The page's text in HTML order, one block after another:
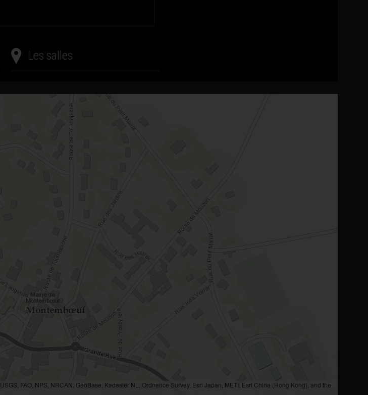
Les salles
FAO, NPS, NRCAN, GeoBase, Kadaster NL, Ordnance Survey, Esri Japan, METI, Esri China (Hong Kong), and the